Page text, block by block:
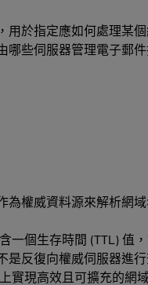
用於指定應如何處理某個
些伺服器管理電子郵
權威資料源來解析
個生存時間 (TTL) 值
反復向權威伺服器進
實現高效且可擴充的網